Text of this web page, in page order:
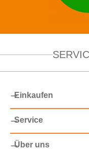
Einkaufen
Service
Über uns